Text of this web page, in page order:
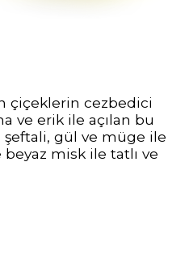
çiçeklerin cezbedici
ve erik ile açılan bu
gül ve müge ile
misk ile tatlı ve